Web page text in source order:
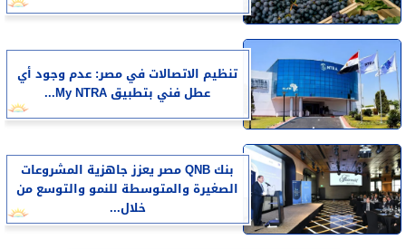
تنظيم الاتصالات في مصر: عدم وجود أي
عطل فني بتطبيق My NTRA...
بنك QNB مصر يعزز جاهزية المشروعات
الصغيرة والمتوسطة للنمو والتوسع من
خلال...